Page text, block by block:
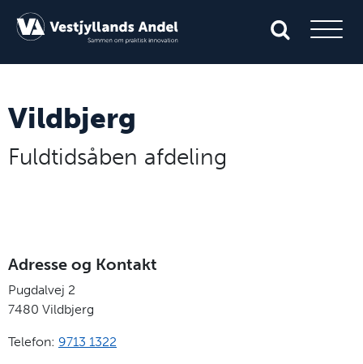
Vildbjerg
Fuldtidsåben afdeling
Adresse og Kontakt
Pugdalvej 2
7480 Vildbjerg
Telefon: 9713 1322